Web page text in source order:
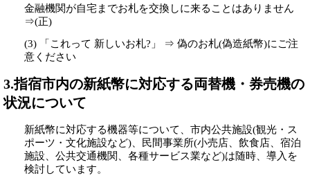
金融機関が自宅までお札を交換しに来ることはありません
⇒(正)
(3) 「これって 新しいお札?」 ⇒ 偽のお札(偽造紙幣)にご注
意ください
3.指宿市内の新紙幣に対応する両替機・券売機の
状況について
新紙幣に対応する機器等について、市内公共施設(観光・ス
ポーツ・文化施設など)、民間事業所(小売店、飲食店、宿泊
施設、公共交通機関、各種サービス業など)は随時、導入を
検討しています。